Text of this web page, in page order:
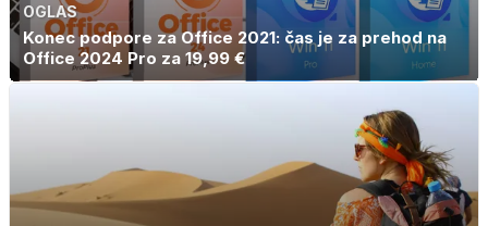
OGLAS
Konec podpore za Office 2021: čas je za prehod na
Office 2024 Pro za 19,99 €